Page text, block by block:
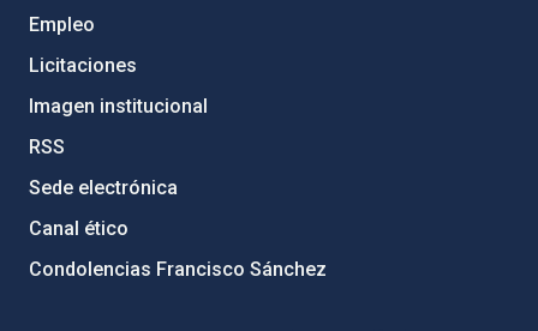
Empleo
Licitaciones
Imagen institucional
RSS
Sede electrónica
Canal ético
Condolencias Francisco Sánchez